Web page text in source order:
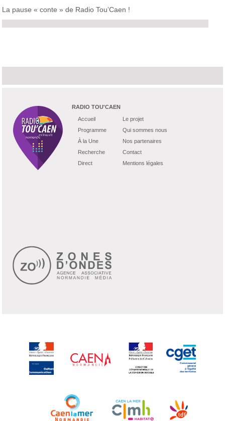
La pause « conte » de Radio Tou’Caen !
RADIO TOU'CAEN
Accueil
Programme
À la Une
Recherche
Direct
Le projet
Qui sommes nous
Nos partenaires
Contact
Mentions légales